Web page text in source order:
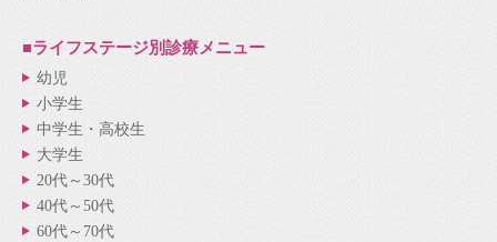
■ライフステージ別診療メニュー
幼児
小学生
中学生・高校生
大学生
20代～30代
40代～50代
60代～70代